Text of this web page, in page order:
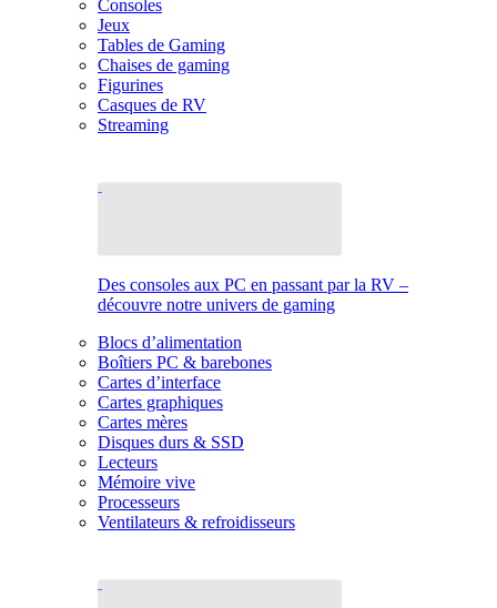
Consoles
Jeux
Tables de Gaming
Chaises de gaming
Figurines
Casques de RV
Streaming
Des consoles aux PC en passant par la RV –
découvre notre univers de gaming
Blocs d’alimentation
Boîtiers PC & barebones
Cartes d’interface
Cartes graphiques
Cartes mères
Disques durs & SSD
Lecteurs
Mémoire vive
Processeurs
Ventilateurs & refroidisseurs